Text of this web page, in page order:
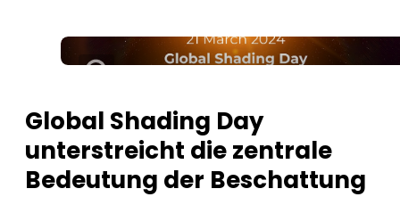
Global Shading Day
unterstreicht die zentrale
Bedeutung der Beschattung